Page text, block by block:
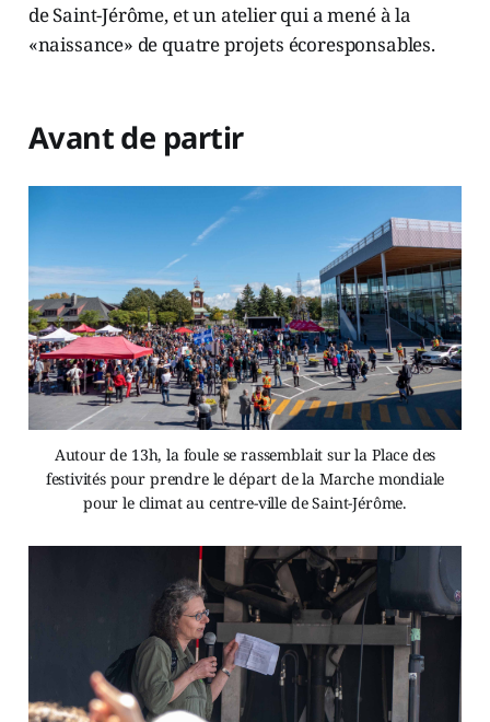
de Saint-Jérôme, et un atelier qui a mené à la
«naissance» de quatre projets écoresponsables.
Avant de partir
Autour de 13h, la foule se rassemblait sur la Place des
festivités pour prendre le départ de la Marche mondiale
pour le climat au centre-ville de Saint-Jérôme.